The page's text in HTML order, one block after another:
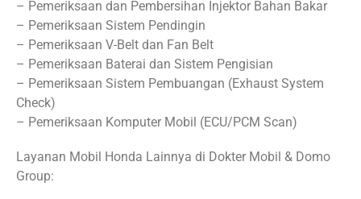
– Pemeriksaan dan Pembersihan Injektor Bahan Bakar
– Pemeriksaan Sistem Pendingin
– Pemeriksaan V-Belt dan Fan Belt
– Pemeriksaan Baterai dan Sistem Pengisian
– Pemeriksaan Sistem Pembuangan (Exhaust System
Check)
– Pemeriksaan Komputer Mobil (ECU/PCM Scan)
Layanan Mobil Honda Lainnya di Dokter Mobil & Domo
Group: